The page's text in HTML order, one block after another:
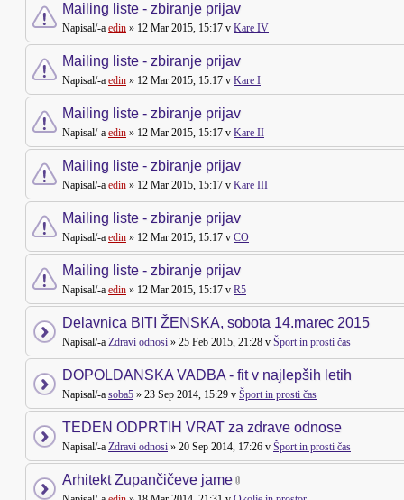
Mailing liste - zbiranje prijav
Napisal/-a edin » 12 Mar 2015, 15:17 v Kare IV
Mailing liste - zbiranje prijav
Napisal/-a edin » 12 Mar 2015, 15:17 v Kare I
Mailing liste - zbiranje prijav
Napisal/-a edin » 12 Mar 2015, 15:17 v Kare II
Mailing liste - zbiranje prijav
Napisal/-a edin » 12 Mar 2015, 15:17 v Kare III
Mailing liste - zbiranje prijav
Napisal/-a edin » 12 Mar 2015, 15:17 v CO
Mailing liste - zbiranje prijav
Napisal/-a edin » 12 Mar 2015, 15:17 v R5
Delavnica BITI ŽENSKA, sobota 14.marec 2015
Napisal/-a Zdravi odnosi » 25 Feb 2015, 21:28 v Šport in prosti čas
DOPOLDANSKA VADBA - fit v najlepših letih
Napisal/-a soba5 » 23 Sep 2014, 15:29 v Šport in prosti čas
TEDEN ODPRTIH VRAT za zdrave odnose
Napisal/-a Zdravi odnosi » 20 Sep 2014, 17:26 v Šport in prosti čas
Arhitekt Zupančičeve jame